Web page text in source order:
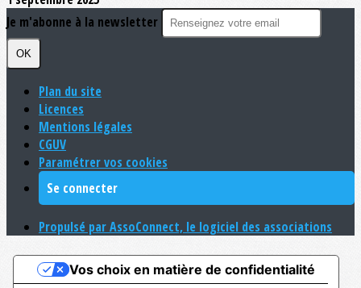
Je m'abonne à la newsletter
OK
Plan du site
Licences
Mentions légales
CGUV
Paramétrer vos cookies
Se connecter
Propulsé par AssoConnect, le logiciel des associations
Vos choix en matière de confidentialité